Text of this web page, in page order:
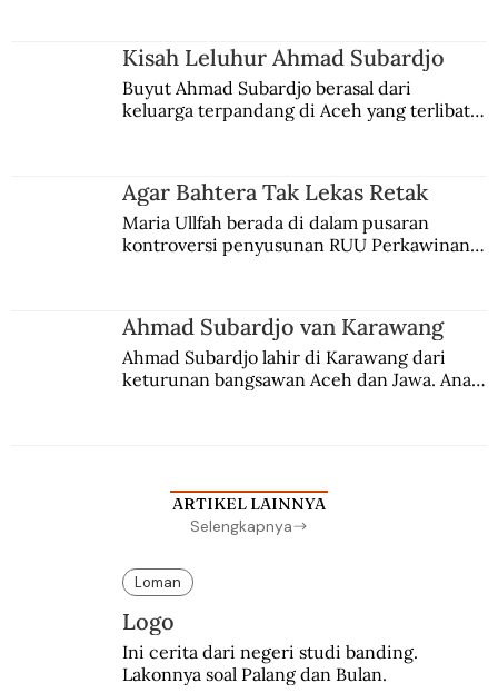
Kisah Leluhur Ahmad Subardjo
Buyut Ahmad Subardjo berasal dari
keluarga terpandang di Aceh yang terlibat
Agar Bahtera Tak Lekas Retak
Maria Ullfah berada di dalam pusaran
kontroversi penyusunan RUU Perkawinan.
Ahmad Subardjo van Karawang
Ahmad Subardjo lahir di Karawang dari
keturunan bangsawan Aceh dan Jawa. Anak
ARTIKEL LAINNYA
Selengkapnya
Loman
Logo
Ini cerita dari negeri studi banding.
Lakonnya soal Palang dan Bulan.